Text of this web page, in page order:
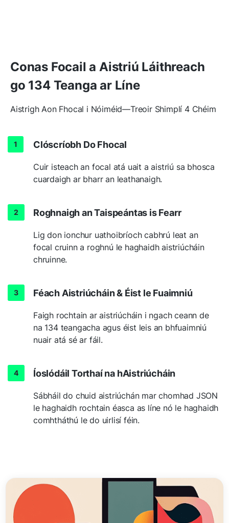
Conas Focail a Aistriú Láithreach
go 134 Teanga ar Líne
Aistrigh Aon Fhocal i Nóiméid—Treoir Shimplí 4 Chéim
Clóscríobh Do Fhocal
Cuir isteach an focal atá uait a aistriú sa bhosca
cuardaigh ar bharr an leathanaigh.
Roghnaigh an Taispeántas is Fearr
Lig don ionchur uathoibríoch cabhrú leat an
focal cruinn a roghnú le haghaidh aistriúcháin
chruinne.
Féach Aistriúcháin & Éist le Fuaimniú
Faigh rochtain ar aistriúcháin i ngach ceann de
na 134 teangacha agus éist leis an bhfuaimniú
nuair atá sé ar fáil.
Íoslódáil Torthaí na hAistriúcháin
Sábháil do chuid aistriúchán mar chomhad JSON
le haghaidh rochtain éasca as líne nó le haghaidh
comhtháthú le do uirlisí féin.